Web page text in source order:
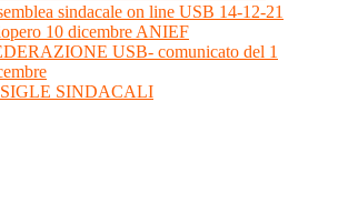
sindacale on line USB 14-12-21
10 dicembre ANIEF
USB- comunicato del 1
SINDACALI